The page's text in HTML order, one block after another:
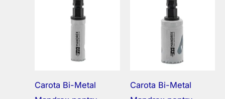
Carota Bi-Metal
Carota Bi-Metal